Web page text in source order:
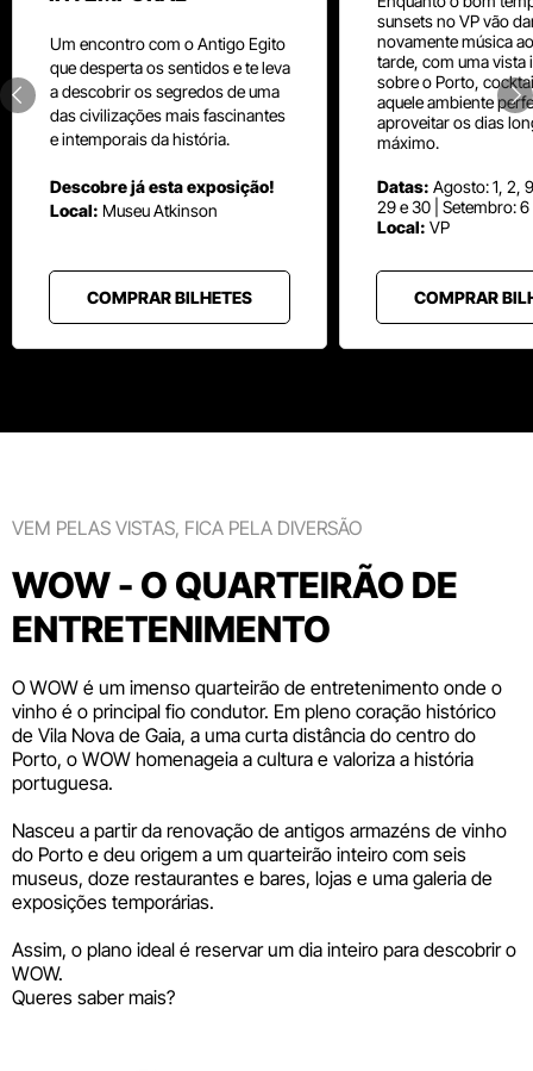
Um encontro com oAntigo Egito
que desperta os sentidos e te leva
a descobrir os segredos de uma
das civilizações mais fascinantes
e intemporais da história.
Descobre já esta exposição!
Local: MuseuAtkinson
COMPRAR BILHETES
sunsets no VP vão
novamente música
tarde, com uma vista
sobre o Porto,
aquele ambiente
aproveitar os dias
máximo.
Datas: Agosto: 1, 2,
29 e 30 | Setembro: 6
Local: VP
COMPRAR
VEM PELAS VISTAS, FICA PELA DIVERSÃO
WOW - O QUARTEIRÃO DE
ENTRETENIMENTO
O WOW é um imenso quarteirão de entretenimento onde o
vinho é o principal fio condutor. Em pleno coração histórico
de Vila Nova de Gaia, a uma curta distância do centro do
Porto, o WOW homenageia a cultura e valoriza a história
portuguesa.
Nasceu a partir da renovação de antigos armazéns de vinho
do Porto e deu origem a um quarteirão inteiro com seis
museus, doze restaurantes e bares, lojas e uma galeria de
exposições temporárias.
Assim, o plano ideal é reservar um dia inteiro para descobrir o
WOW.
Queres saber mais?